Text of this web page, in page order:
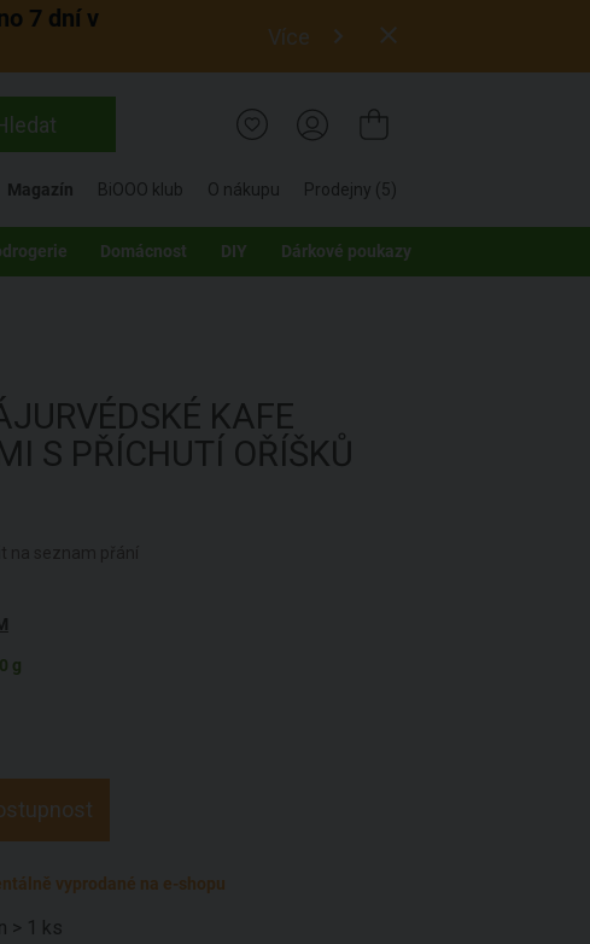
7 dní v
Více
Magazín BiOOO klub O nákupu Prodejny (5)
Domácnost DIY Dárkové poukazy
KAFE
S PŘÍCHUTÍ OŘÍŠKŮ
g
vyprodané na e-shopu
> 1 ks